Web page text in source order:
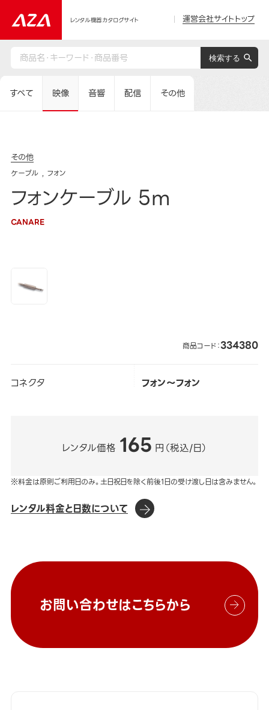
レンタル機器カタログサイト 運営会社サイトトップ
すべて 映像 音響 配信 その他
その他
ケーブル フォン
フォンケーブル 5m
CANARE
商品コード：334380
コネクタ フォン～フォン
レンタル価格 165 円（税込/日）
※料金は原則ご利用日のみ。土日祝日を除く前後1日の受け渡し日は含みません。
レンタル料金と日数について
お問い合わせはこちらから